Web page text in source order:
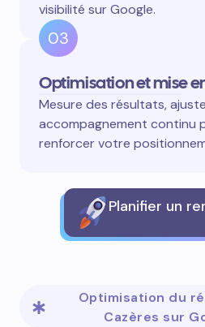
visibilité sur Google.
03
Optimisation et mise
Mesure des résultats,
accompagnement continu
renforcer votre
Planifier un
Optimisation du
Cazères sur